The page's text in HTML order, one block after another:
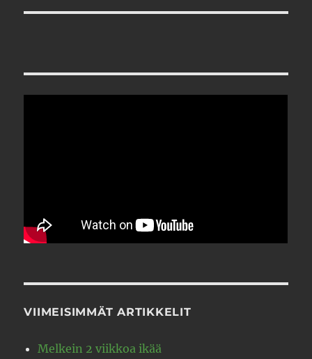
VIIMEISIMMÄT ARTIKKELIT
Melkein 2 viikkoa ikää